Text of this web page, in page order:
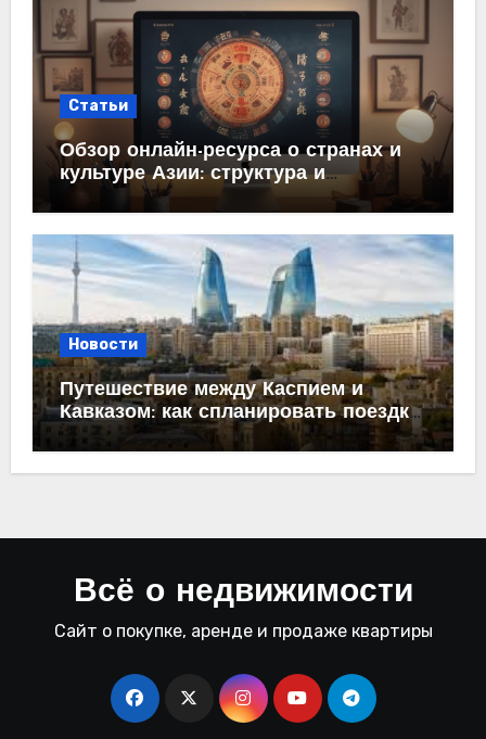
Статьи
Обзор онлайн-ресурса о странах и
культуре Азии: структура и
содержание
Новости
Путешествие между Каспием и
Кавказом: как спланировать поездку
из Махачкалы в Баку
Всё о недвижимости
Сайт о покупке, аренде и продаже квартиры